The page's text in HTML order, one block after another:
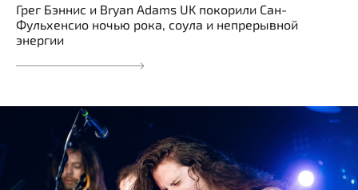
Грег Бэннис и Bryan Adams UK покорили Сан-
Фульхенсио ночью рока, соула и непрерывной
энергии